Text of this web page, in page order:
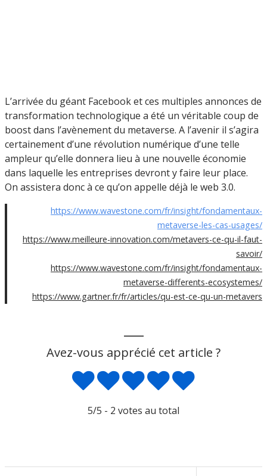
L’arrivée du géant Facebook et ces multiples annonces de
transformation technologique a été un véritable coup de
boost dans l’avènement du metaverse. A l’avenir il s’agira
certainement d’une révolution numérique d’une telle
ampleur qu’elle donnera lieu à une nouvelle économie
dans laquelle les entreprises devront y faire leur place.
On assistera donc à ce qu’on appelle déjà le web 3.0.
https://www.wavestone.com/fr/insight/fondamentaux-
metaverse-les-cas-usages/
https://www.meilleure-innovation.com/metavers-ce-qu-il-faut-
savoir/
https://www.wavestone.com/fr/insight/fondamentaux-
metaverse-differents-ecosystemes/
https://www.gartner.fr/fr/articles/qu-est-ce-qu-un-metavers
Avez-vous apprécié cet article ?
5/5 - 2 votes au total